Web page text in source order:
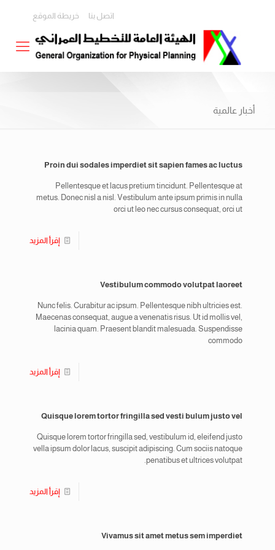
اتصل بنا خريطة الموقع
أخبار عالمية
Proin dui sodales imperdiet sit sapien fames ac luctus
Pellentesque et lacus pretium tincidunt. Pellentesque at
metus. Donec nisl a nisl. Vestibulum ante ipsum primis in nulla
orci ut leo nec cursus consequat, orci ut
إقرأ المزيد
Vestibulum commodo volutpat laoreet
Nunc felis. Curabitur ac ipsum. Pellentesque nibh ultricies est.
Maecenas consequat, augue a venenatis risus. Ut id mollis vel,
lacinia quam. Praesent blandit malesuada. Suspendisse
commodo
إقرأ المزيد
Quisque lorem tortor fringilla sed vesti bulum justo vel
Quisque lorem tortor fringilla sed, vestibulum id, eleifend justo
vella ipsum dolor lacus, suscipit adipiscing. Cum sociis natoque
penatibus et ultrices volutpat.
إقرأ المزيد
Vivamus sit amet metus sem imperdiet